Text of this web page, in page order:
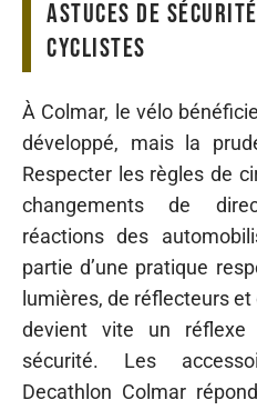
Astuces de
cyclistes
À Colmar, le vélo
développé, mais la
Respecter les règles de
changements de
réactions des
partie d’une pratique
lumières, de réflecteurs
devient vite un réflexe
sécurité. Les
Decathlon Colmar